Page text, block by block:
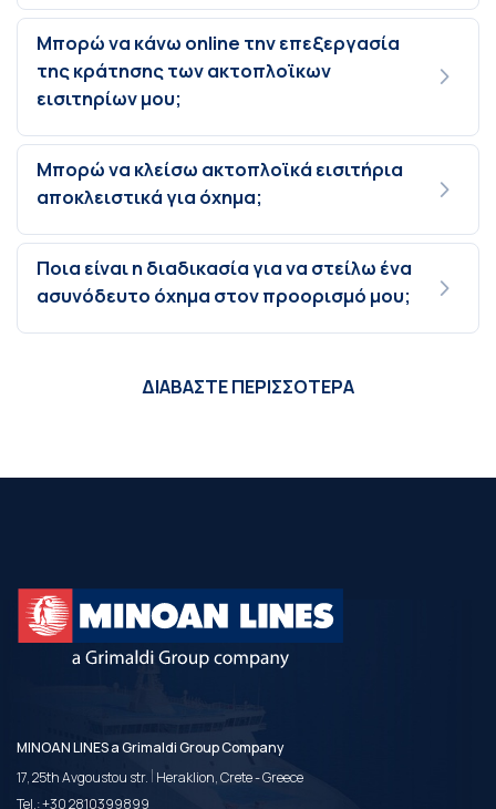
Μπορώ να κάνω online την επεξεργασία
της κράτησης των ακτοπλοϊκων
εισιτηρίων μου;
Μπορώ να κλείσω ακτοπλοϊκά εισιτήρια
αποκλειστικά για όχημα;
Ποια είναι η διαδικασία για να στείλω ένα
ασυνόδευτο όχημα στον προορισμό μου;
ΔΙΑΒΑΣΤΕ ΠΕΡΙΣΣΟΤΕΡΑ
MINOAN LINES a Grimaldi Group Company
17, 25th Avgoustou str. | Heraklion, Crete - Greece
Tel.:+30 2810399899